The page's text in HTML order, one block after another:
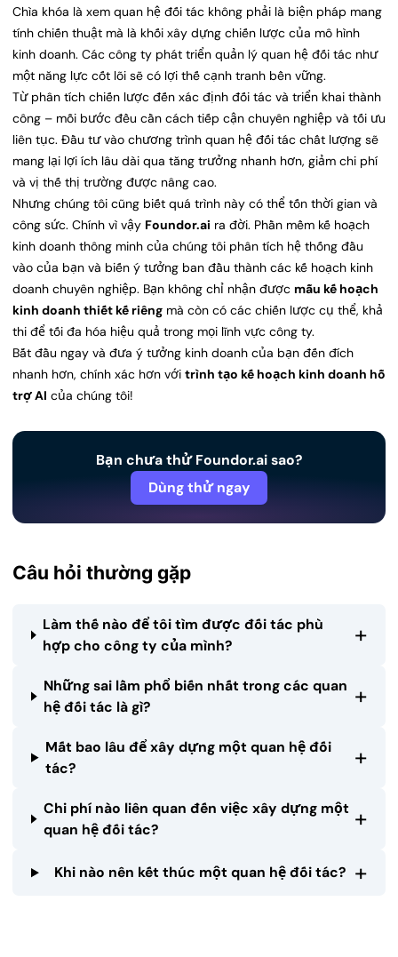
Chìa khóa là xem quan hệ đối tác không phải là biện pháp mang
tính chiến thuật mà là khối xây dựng chiến lược của mô hình
kinh doanh. Các công ty phát triển quản lý quan hệ đối tác như
một năng lực cốt lõi sẽ có lợi thế cạnh tranh bền vững.
Từ phân tích chiến lược đến xác định đối tác và triển khai thành
công – mỗi bước đều cần cách tiếp cận chuyên nghiệp và tối ưu
liên tục. Đầu tư vào chương trình quan hệ đối tác chất lượng sẽ
mang lại lợi ích lâu dài qua tăng trưởng nhanh hơn, giảm chi phí
và vị thế thị trường được nâng cao.
Nhưng chúng tôi cũng biết quá trình này có thể tốn thời gian và
công sức. Chính vì vậy Foundor.ai ra đời. Phần mềm kế hoạch
kinh doanh thông minh của chúng tôi phân tích hệ thống đầu
vào của bạn và biến ý tưởng ban đầu thành các kế hoạch kinh
doanh chuyên nghiệp. Bạn không chỉ nhận được mẫu kế hoạch
kinh doanh thiết kế riêng mà còn có các chiến lược cụ thể, khả
thi để tối đa hóa hiệu quả trong mọi lĩnh vực công ty.
Bắt đầu ngay và đưa ý tưởng kinh doanh của bạn đến đích
nhanh hơn, chính xác hơn với trình tạo kế hoạch kinh doanh hỗ
trợ AI của chúng tôi!
Bạn chưa thử Foundor.ai sao?
Dùng thử ngay
Câu hỏi thường gặp
Làm thế nào để tôi tìm được đối tác phù
hợp cho công ty của mình?
+
Những sai lầm phổ biến nhất trong các quan
hệ đối tác là gì?
+
Mất bao lâu để xây dựng một quan hệ đối
tác?
+
Chi phí nào liên quan đến việc xây dựng một
quan hệ đối tác?
+
Khi nào nên kết thúc một quan hệ đối tác? +